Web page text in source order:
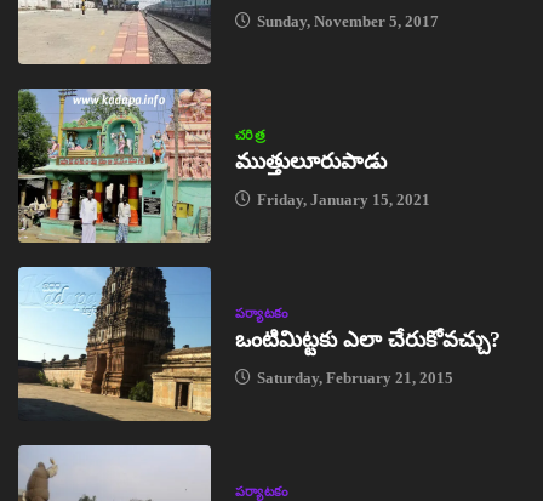
Sunday, November 5, 2017
చరిత్ర
ముత్తులూరుపాడు
Friday, January 15, 2021
పర్యాటకం
ఒంటిమిట్టకు ఎలా చేరుకోవచ్చు?
Saturday, February 21, 2015
పర్యాటకం